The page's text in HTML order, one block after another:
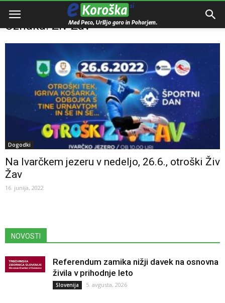
Domov Živ Žav
Oznaka: Živ Žav
Dogodki
Na Ivarčkem jezeru v nedeljo, 26.6., otroški Živ
Žav
16. junija, 2022
NOVOSTI
Referendum zamika nižji davek na osnovna
živila v prihodnje leto
Slovenija 5. avgusta, 2026